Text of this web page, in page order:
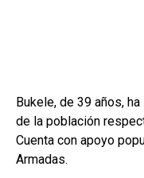
Bukele, de 39 años,
de la población
Cuenta con apoyo
Armadas.